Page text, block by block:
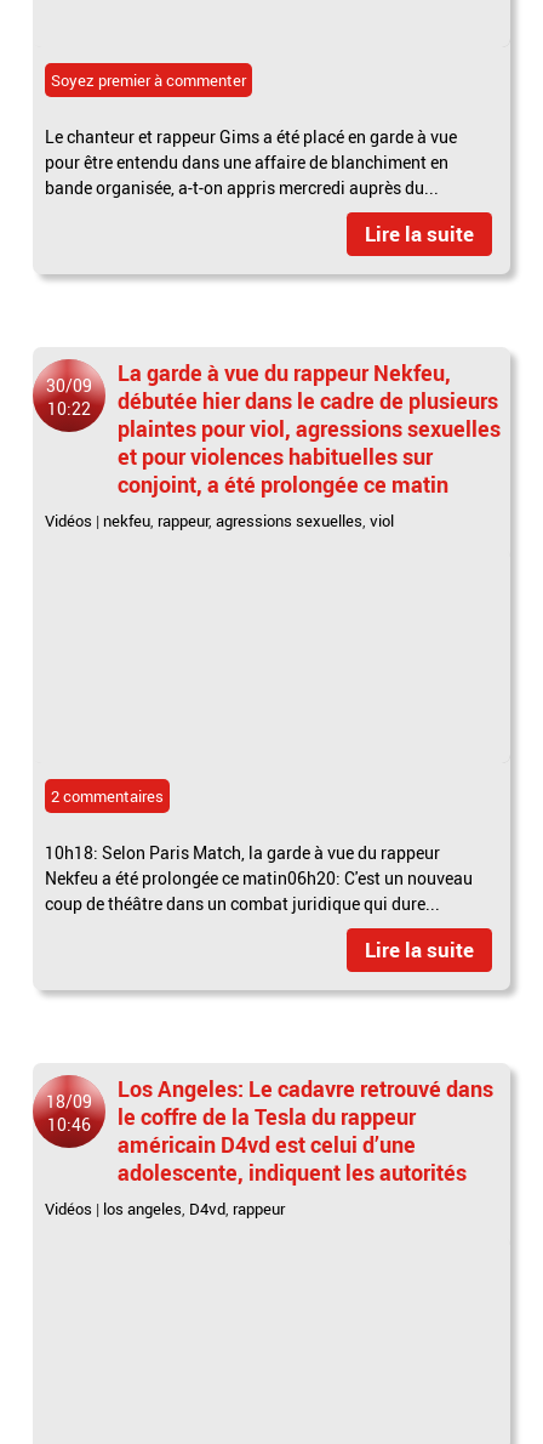
Soyez premier à commenter
Le chanteur et rappeur Gims a été placé en garde à vue
pour être entendu dans une affaire de blanchiment en
bande organisée, a-t-on appris mercredi auprès du...
Lire la suite
30/09
10:22
La garde à vue du rappeur Nekfeu,
débutée hier dans le cadre de plusieurs
plaintes pour viol, agressions sexuelles
et pour violences habituelles sur
conjoint, a été prolongée ce matin
Vidéos | nekfeu, rappeur,agressions sexuelles,viol
2 commentaires
10h18: Selon Paris Match, la garde à vue du rappeur
Nekfeu a été prolongée ce matin06h20: C'est un nouveau
coup de théâtre dans un combat juridique qui dure...
Lire la suite
18/09
10:46
Los Angeles: Le cadavre retrouvé dans
le coffre de la Tesla du rappeur
américain D4vd est celui d’une
adolescente, indiquent les autorités
Vidéos | los angeles, D4vd, rappeur